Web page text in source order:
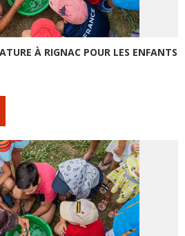
À RIGNAC POUR LES ENFANTS